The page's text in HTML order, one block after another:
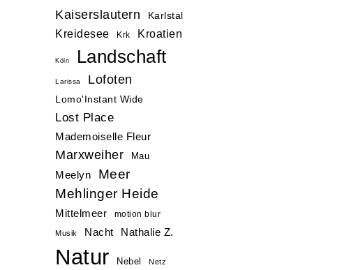
Kaiserslautern
Karlstal
Kreidesee Krk Kroatien
Köln Landschaft
Larissa Lofoten
Lomo'Instant Wide
Lost Place
Mademoiselle Fleur
Marxweiher Mau
Meelyn
Meer
Mehlinger Heide
Mittelmeer motion blur
Musik Nacht Nathalie Z.
Natur Nebel Netz